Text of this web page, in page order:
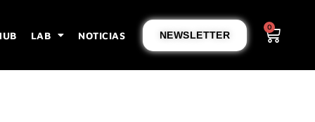
LAB NOTICIAS NEWSLETTER
0